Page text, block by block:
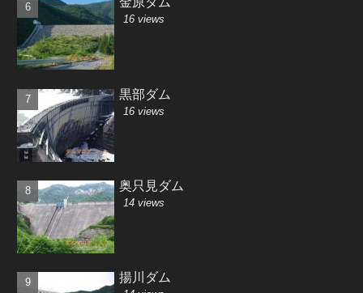
16 views
黒部ダム
16 views
奥只見ダム
14 views
揚川ダム